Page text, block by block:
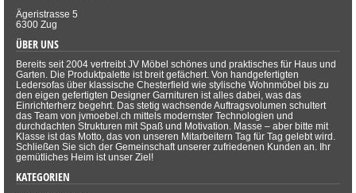
Ägeristrasse 5
6300 Zug
ÜBER UNS
Bereits seit 2004 vertreibt JV Möbel schönes und praktisches für Haus und
Garten. Die Produktpalette ist breit gefächert. Von handgefertigten
Ledersofas über klassische Chesterfield wie stylische Wohnmöbel bis zu
den eigen gefertigten Designer Garnituren ist alles dabei, was das
Einrichterherz begehrt. Das stetig wachsende Auftragsvolumen schultert
das Team von jvmoebel.ch mittels modernster Technologien und
durchdachten Strukturen mit Spaß und Motivation. Masse – aber bitte mit
Klasse ist das Motto, das von unseren Mitarbeitern Tag für Tag gelebt wird.
Schließen Sie sich der Gemeinschaft unserer zufriedenen Kunden an. Ihr
gemütliches Heim ist unser Ziel!
KATEGORIEN